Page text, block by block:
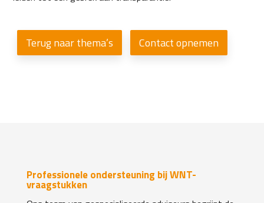
Terug naar thema’s Contact opnemen
Professionele ondersteuning bij WNT-
vraagstukken